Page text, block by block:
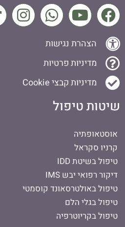
הצהרת נגישות
מדיניות פרטיות
מדיניות קבצי Cookie
שיטות טיפול
אוסטאופתיה
קרניו סקראל
טיפול בשיטת IDD
דיקור רפואי יבש IMS
טיפול באולטרסאונד קוסמטי
טיפול בגלי הלם
טיפול בקריוטרפיה